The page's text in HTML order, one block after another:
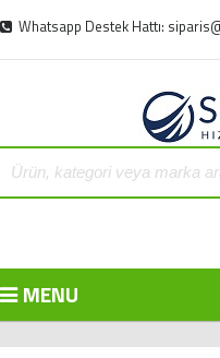
Whatsapp Destek Hattı:
MENU